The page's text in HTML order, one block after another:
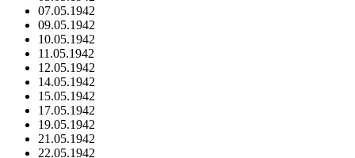
07.05.1942
09.05.1942
10.05.1942
11.05.1942
12.05.1942
14.05.1942
15.05.1942
17.05.1942
19.05.1942
21.05.1942
22.05.1942